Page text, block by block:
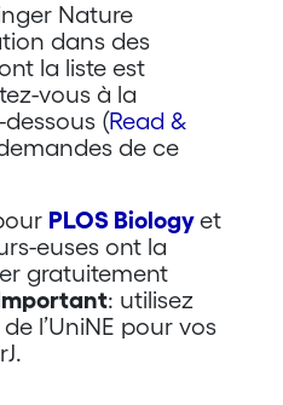
Nature
dans des
la liste est
vous à la
(Read &
de ce
PLOS Biology et
euses ont la
gratuitement
: utilisez
l’UniNE pour vos